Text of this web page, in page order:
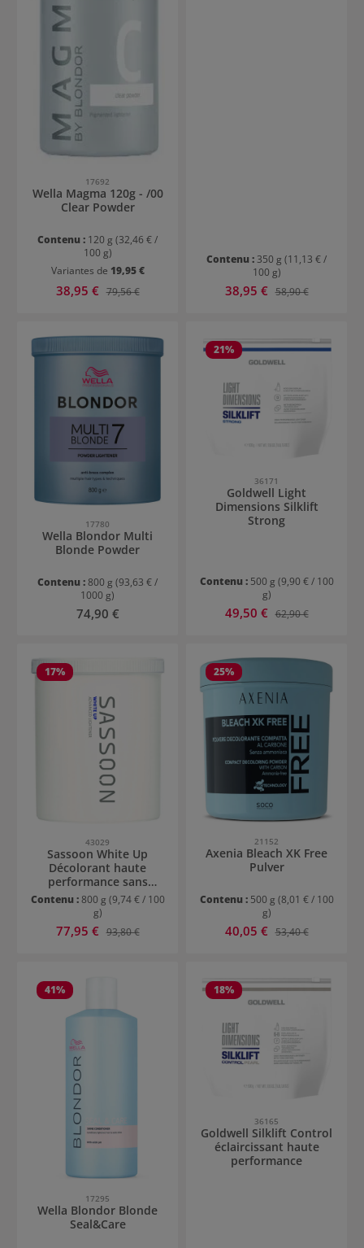
17692
Wella Magma 120g - /00
Clear Powder
Contenu : 120 g (32,46 € /
100 g)
Variantes de 19,95 €
Prix de vente :
38,95 € Prix régulier :
79,56 €
Contenu : 350 g (11,13 € /
100 g)
Prix de vente :
38,95 € Prix régulier :
58,90 €
17780
Wella Blondor Multi
Blonde Powder
Contenu :800 g (93,63 € /
1000 g)
Prix régulier :
74,90 €
21%
36171
Goldwell Light
Dimensions Silklift
Strong
Contenu : 500 g (9,90 € / 100
g)
Prix de vente :
49,50 € Prix régulier :
62,90 €
17%
43029
Sassoon White Up
Décolorant haute
performance sans
poussière
Contenu :800 g (9,74 € / 100
g)
Prix de vente :
77,95 € Prix régulier :
93,80 €
25%
21152
Axenia Bleach XK Free
Pulver
Contenu : 500 g (8,01 € / 100
g)
Prix de vente :
40,05 € Prix régulier :
53,40 €
41%
17295
Wella Blondor Blonde
Seal&Care
18%
36165
Goldwell Silklift Control
éclaircissant haute
performance